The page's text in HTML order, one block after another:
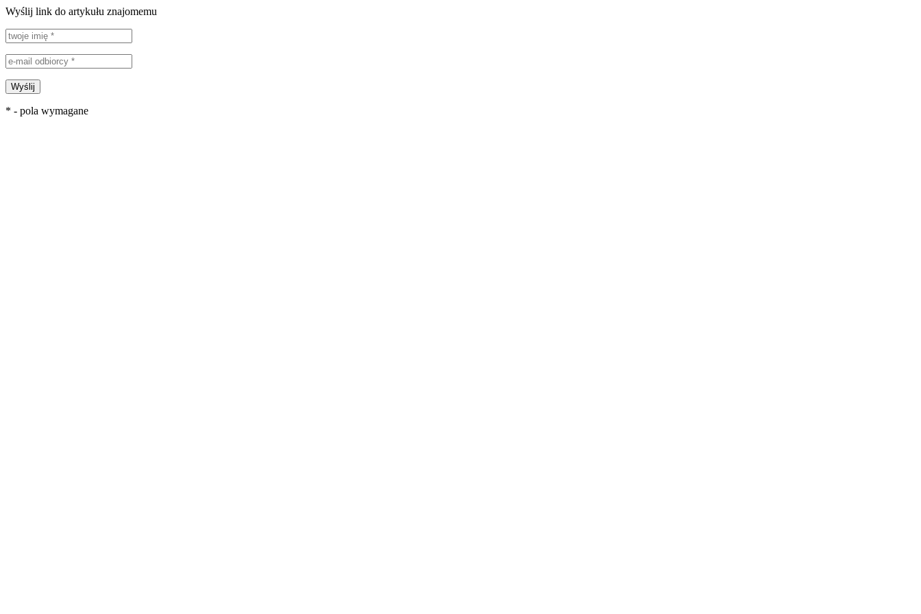
Wyślij link do artykułu znajomemu
Wyślij
* - pola wymagane